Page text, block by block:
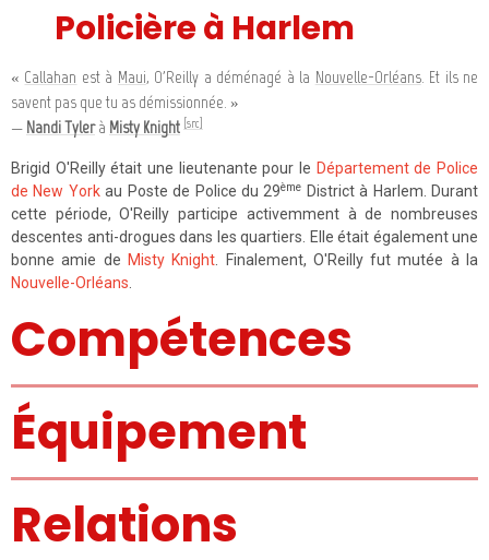
Policière à Harlem
« Callahan est à Maui, O'Reilly a déménagé à la Nouvelle-Orléans. Et ils ne
savent pas que tu as démissionnée. »
— Nandi Tylerà Misty Knight [src]
Brigid O'Reilly était une lieutenante pour le Département de Police
de New Yorkau Poste de Police du 29ème District à Harlem. Durant
cette période, O'Reilly participe activemment à de nombreuses
descentes anti-drogues dans les quartiers. Elle était également une
bonne amie de Misty Knight. Finalement, O'Reilly fut mutée à la
Nouvelle-Orléans.
Compétences
Équipement
Relations